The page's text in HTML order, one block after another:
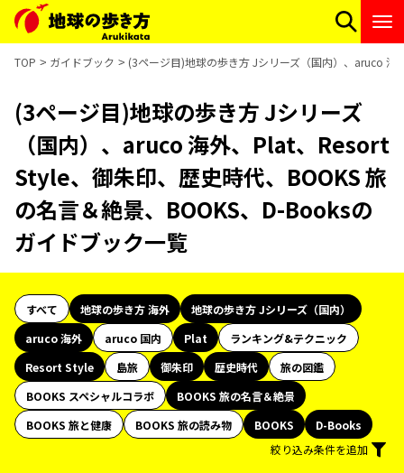
TOP ガイドブック (3ページ目)地球の歩き方 Jシリーズ（国内）、aruco
(3ページ目)地球の歩き方 Jシリーズ
（国内）、aruco 海外、Plat、Resort
Style、御朱印、歴史時代、BOOKS 旅
の名言＆絶景、BOOKS、D-Booksの
ガイドブック一覧
すべて 地球の歩き方 海外
地球の歩き方 Jシリーズ（国内）
aruco 海外
aruco 国内 Plat
ランキング&テクニック
Resort Style
島旅 御朱印 歴史時代
旅の図鑑
BOOKS スペシャルコラボ
BOOKS 旅の名言＆絶景
BOOKS 旅と健康
BOOKS 旅の読み物 BOOKS
D-Books
絞り込み条件を追加